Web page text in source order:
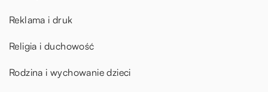
Reklama i druk
Religia i duchowość
Rodzina i wychowanie dzieci